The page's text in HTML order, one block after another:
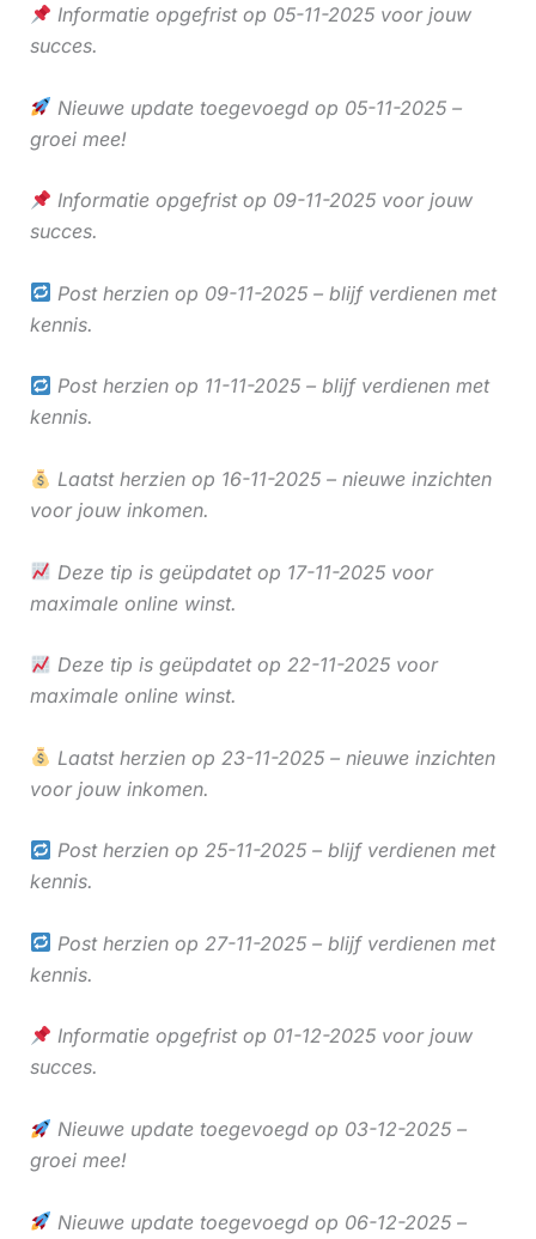
Informatie opgefrist op 05-11-2025 voor jouw
succes.
Nieuwe update toegevoegd op 05-11-2025 –
groei mee!
Informatie opgefrist op 09-11-2025 voor jouw
succes.
Post herzien op 09-11-2025 – blijf verdienen met
kennis.
Post herzien op 11-11-2025 – blijf verdienen met
kennis.
Laatst herzien op 16-11-2025 – nieuwe inzichten
voor jouw inkomen.
Deze tip is geüpdatet op 17-11-2025 voor
maximale online winst.
Deze tip is geüpdatet op 22-11-2025 voor
maximale online winst.
Laatst herzien op 23-11-2025 – nieuwe inzichten
voor jouw inkomen.
Post herzien op 25-11-2025 – blijf verdienen met
kennis.
Post herzien op 27-11-2025 – blijf verdienen met
kennis.
Informatie opgefrist op 01-12-2025 voor jouw
succes.
Nieuwe update toegevoegd op 03-12-2025 –
groei mee!
Nieuwe update toegevoegd op 06-12-2025 –